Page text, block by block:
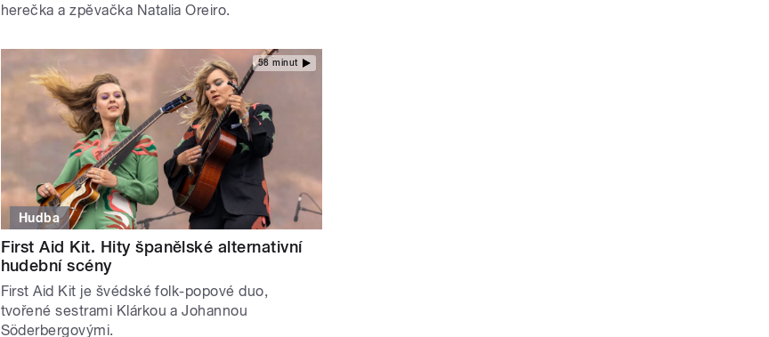
herečka a zpěvačka Natalia Oreiro.
58 minut
Hudba
First Aid Kit. Hity španělské alternativní
hudební scény
First Aid Kit je švédské folk-popové duo,
tvořené sestrami Klárkou a Johannou
Söderbergovými.